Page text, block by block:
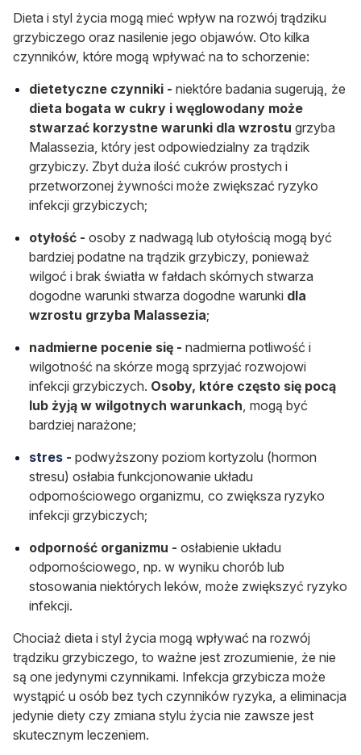
Dieta i styl życia mogą mieć wpływ na rozwój trądziku
grzybiczego oraz nasilenie jego objawów. Oto kilka
czynników, które mogą wpływać na to schorzenie:
dietetyczne czynniki - niektóre badania sugerują, że
dieta bogata w cukry i węglowodany może
stwarzać korzystne warunki dla wzrostu grzyba
Malassezia, który jest odpowiedzialny za trądzik
grzybiczy. Zbyt duża ilość cukrów prostych i
przetworzonej żywności może zwiększać ryzyko
infekcji grzybiczych;
otyłość - osoby z nadwagą lub otyłością mogą być
bardziej podatne na trądzik grzybiczy, ponieważ
wilgoć i brak światła w fałdach skórnych stwarza
dogodne warunki stwarza dogodne warunki dla
wzrostu grzyba Malassezia;
nadmierne pocenie się - nadmierna potliwość i
wilgotność na skórze mogą sprzyjać rozwojowi
infekcji grzybiczych. Osoby, które często się pocą
lub żyją w wilgotnych warunkach , mogą być
bardziej narażone;
stres - podwyższony poziom kortyzolu (hormon
stresu) osłabia funkcjonowanie układu
odpornościowego organizmu, co zwiększa ryzyko
infekcji grzybiczych;
odporność organizmu - osłabienie układu
odpornościowego, np. w wyniku chorób lub
stosowania niektórych leków, może zwiększyć ryzyko
infekcji.
Chociaż dieta i styl życia mogą wpływać na rozwój
trądziku grzybiczego, to ważne jest zrozumienie, że nie
są one jedynymi czynnikami. Infekcja grzybicza może
wystąpić u osób bez tych czynników ryzyka, a eliminacja
jedynie diety czy zmiana stylu życia nie zawsze jest
skutecznym leczeniem.